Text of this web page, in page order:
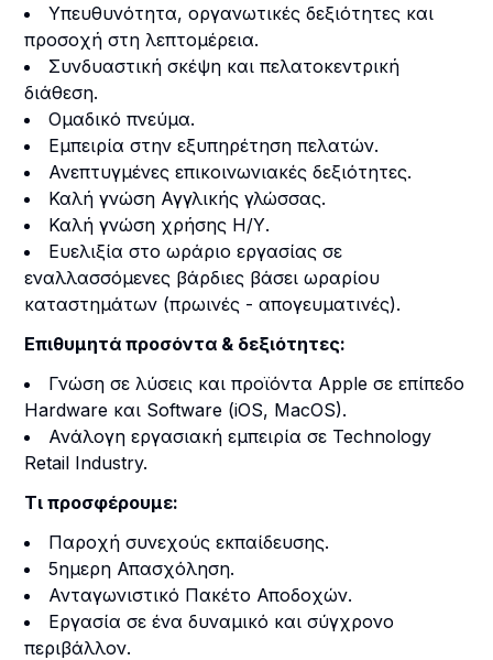
Υπευθυνότητα, οργανωτικές δεξιότητες και
προσοχή στη λεπτομέρεια.
Συνδυαστική σκέψη και πελατοκεντρική
διάθεση.
Ομαδικό πνεύμα.
Εμπειρία στην εξυπηρέτηση πελατών.
Ανεπτυγμένες επικοινωνιακές δεξιότητες.
Καλή γνώση Αγγλικής γλώσσας.
Καλή γνώση χρήσης Η/Υ.
Ευελιξία στο ωράριο εργασίας σε
εναλλασσόμενες βάρδιες βάσει ωραρίου
καταστημάτων (πρωινές - απογευματινές).
Επιθυμητά προσόντα & δεξιότητες:
Γνώση σε λύσεις και προϊόντα Apple σε επίπεδο
Hardware και Software (iOS, MacOS).
Ανάλογη εργασιακή εμπειρία σε Technology
Retail Industry.
Τι προσφέρουμε:
Παροχή συνεχούς εκπαίδευσης.
5ημερη Απασχόληση.
Ανταγωνιστικό Πακέτο Αποδοχών.
Eργασία σε ένα δυναμικό και σύγχρονο
περιβάλλον.